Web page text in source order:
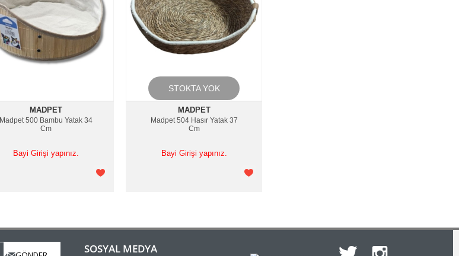
MADPET
Madpet 500 Bambu Yatak 34
Cm
Bayi Girişi yapınız.
STOKTA YOK
MADPET
Madpet 504 Hasır Yatak 37
Cm
Bayi Girişi yapınız.
SOSYAL MEDYA